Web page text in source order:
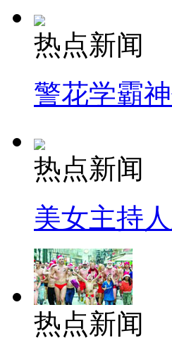
热点新闻
警花学霸
热点新闻
美女主持
热点新闻